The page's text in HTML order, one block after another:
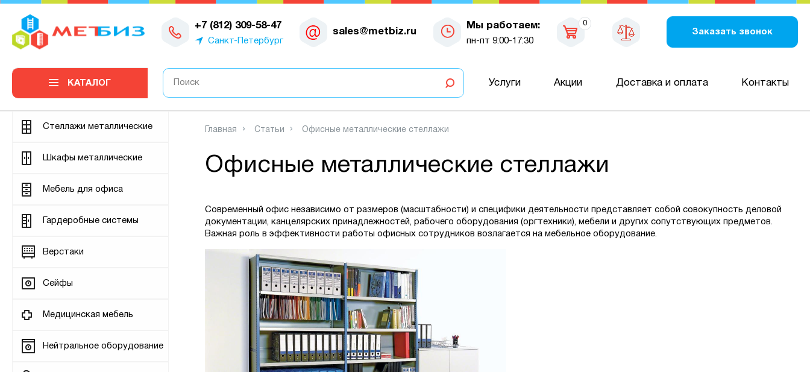
+7 (812) 309-58-47
Санкт-Петербург
sales@metbiz.ru
Мы работаем:
пн-пт 9:00-17:30
0
Заказать звонок
0
КАТАЛОГ Услуги Акции Доставка и оплата Контакты
Стеллажи металлические
Шкафы металлические
Мебель для офиса
Гардеробные системы
Верстаки
Сейфы
Медицинская мебель
Нейтральное оборудование
Главная Статьи Офисные металлические стеллажи
Офисные металлические стеллажи
Современный офис независимо от размеров (масштабности) и специфики деятельности представляет собой совокупность деловой
документации, канцелярских принадлежностей, рабочего оборудования (оргтехники), мебели и других сопутствующих предметов.
Важная роль в эффективности работы офисных сотрудников возлагается на мебельное оборудование.